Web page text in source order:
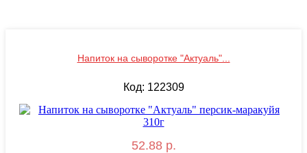
Напиток на сыворотке "Актуаль"...
Код: 122309
52.88 р.